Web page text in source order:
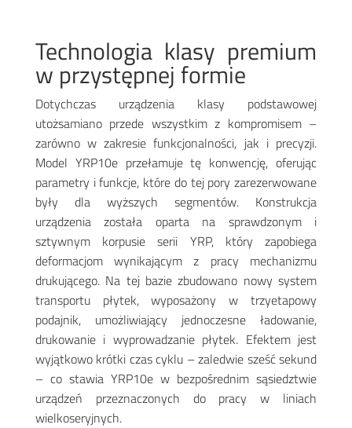
Technologia klasy premium
w przystępnej formie
Dotychczas urządzenia klasy podstawowej
utożsamiano przede wszystkim z kompromisem –
zarówno w zakresie funkcjonalności, jak i precyzji.
Model YRP10e przełamuje tę konwencję, oferując
parametry i funkcje, które do tej pory zarezerwowane
były dla wyższych segmentów. Konstrukcja
urządzenia została oparta na sprawdzonym i
sztywnym korpusie serii YRP, który zapobiega
deformacjom wynikającym z pracy mechanizmu
drukującego. Na tej bazie zbudowano nowy system
transportu płytek, wyposażony w trzyetapowy
podajnik, umożliwiający jednoczesne ładowanie,
drukowanie i wyprowadzanie płytek. Efektem jest
wyjątkowo krótki czas cyklu – zaledwie sześć sekund
– co stawia YRP10e w bezpośrednim sąsiedztwie
urządzeń przeznaczonych do pracy w liniach
wielkoseryjnych.